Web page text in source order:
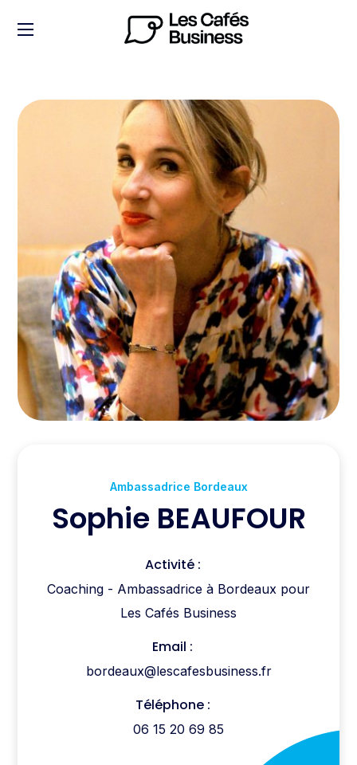
Ambassadrice Bordeaux
Sophie BEAUFOUR
Activité :
Coaching - Ambassadrice à Bordeaux pour
Les Cafés Business
Email :
bordeaux@lescafesbusiness.fr
Téléphone :
06 15 20 69 85